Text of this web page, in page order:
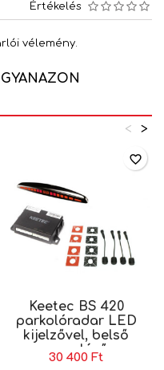
Értékelés
vélemény.
>
<
Keetec BS 420
parkolóradar LED
kijelzővel, belső
szerelésű
szenzorokkal
30 400 Ft
favorite_border